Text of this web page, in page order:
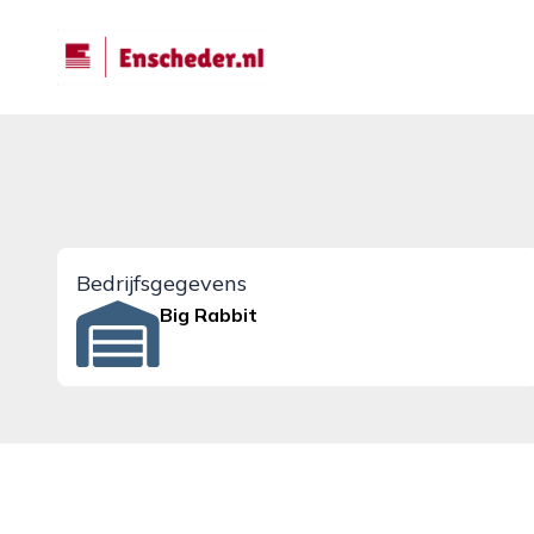
enscheder.nl
Bedrijfsgegevens
Big Rabbit